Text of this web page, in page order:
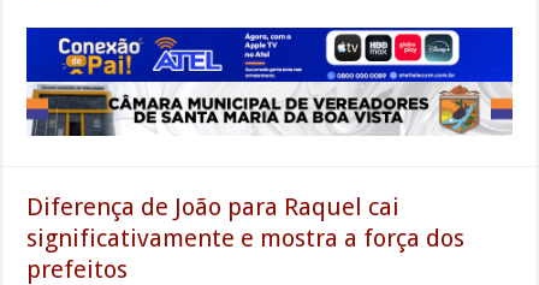
Diferença de João para Raquel cai
significativamente e mostra a força dos
prefeitos